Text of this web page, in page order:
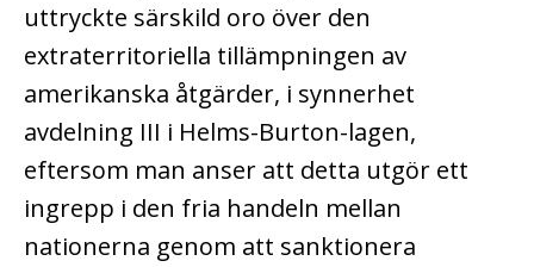
uttryckte särskild oro över den
extraterritoriella tillämpningen av
amerikanska åtgärder, i synnerhet
avdelning III i Helms-Burton-lagen,
eftersom man anser att detta utgör ett
ingrepp i den fria handeln mellan
nationerna genom att sanktionera